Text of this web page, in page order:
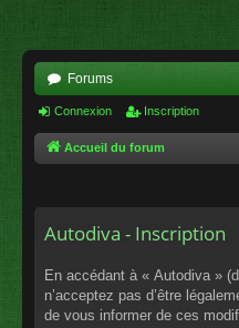
Forums
Connexion Inscription
Accueil du forum
Autodiva - Inscription
En accédant à « Autodiva »
n’acceptez pas d’être
de vous informer de ces